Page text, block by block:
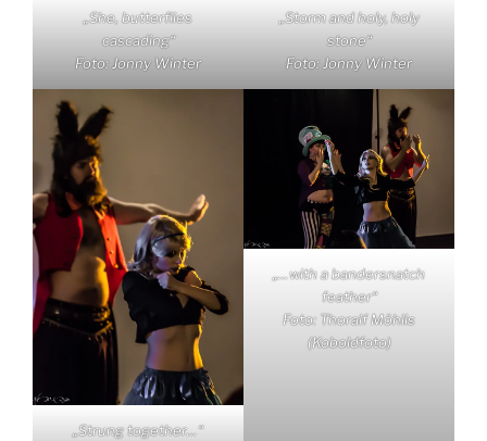
„She, butterflies
cascading“
Foto: Jonny Winter
„Storm and holy, holy
stone“
Foto: Jonny Winter
„Strung together…“
„…with a bandersnatch
feather“
Foto: Thoralf Möhlis
(Koboldfoto)